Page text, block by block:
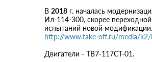
В 2018 г. началась
Ил-114-300, скорее
испытаний новой модификации.
http://www.take-off.ru/media/k2/
Двигатели - ТВ7-117СТ-01.